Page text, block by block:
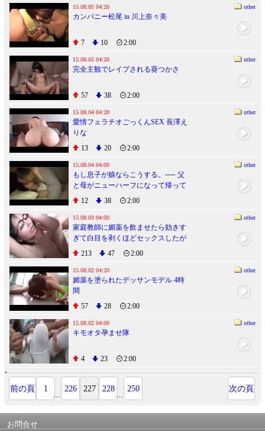
15.08.05 04:20 other
カンパニー松尾 in 川上奈々美
7 10 2:00
15.08.05 04:20 other
完全主観でレイプされる葵つかさ
57 38 2:00
15.08.04 04:20 other
愛情フェラチオごっくんSEX 長澤え
りな
13
20 2:00
15.08.04 04:00 other
もし息子が娘ならこうする。── 父
と母がニューハーフになって帰って
きた息子のチ○ポを取り合って困った
とんでもない親子の近親相姦
12 38 2:00
15.08.03 04:00 other
家庭教師に媚薬を飲ませたら効きす
ぎて白目を剥くほどセックスしたが
って困った・・・けどガチ生中出し
６発でやっと満足！SODcreate ver.
213 47 2:00
15.08.02 04:20 other
媚薬を塗られたデッサンモデル 4時
間
57
28 2:00
15.08.02 04:00 other
キモオタ孕ませ隊
4 23 2:00
前の頁 1
...
226 227 228
...
250 次の頁
お問合せ